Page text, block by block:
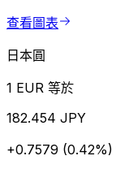
查看圖表
日本圓
1 EUR 等於
182.454 JPY
+0.7579 (0.42%)